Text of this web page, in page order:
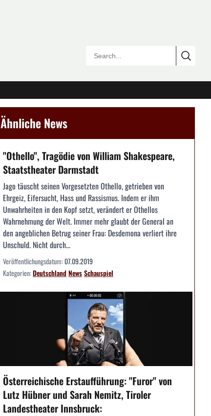
Ähnliche News
"Othello", Tragödie von William Shakespeare,
Staatstheater Darmstadt
Jago täuscht seinen Vorgesetzten Othello, getrieben von
Ehrgeiz, Eifersucht, Hass und Rassismus. Indem er ihm
Unwahrheiten in den Kopf setzt, verändert er Othellos
Wahrnehmung der Welt. Immer mehr glaubt der General an
den angeblichen Betrug seiner Frau: Desdemona verliert ihre
Unschuld. Nicht durch...
Veröffentlichungsdatum:07.09.2019
Kategorien:DeutschlandNewsSchauspiel
Österreichische Erstaufführung: "Furor" von
Lutz Hübner und Sarah Nemitz, Tiroler
Landestheater Innsbruck: